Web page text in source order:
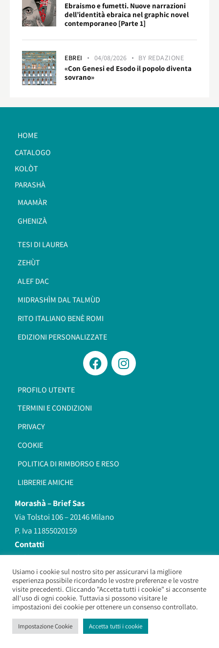
Ebraismo e fumetti. Nuove narrazioni
dell’identità ebraica nel graphic novel
contemporaneo [Parte 1]
EBREI 04/08/2026 BY REDAZIONE
«Con Genesi ed Esodo il popolo diventa
sovrano»
HOME
CATALOGO
KOLÒT
PARASHÀ
MAAMÀR
GHENIZÀ
TESI DI LAUREA
ZEHÙT
ALEF DAC
MIDRASHÌM DAL TALMÙD
RITO ITALIANO BENÈ ROMI​
EDIZIONI PERSONALIZZATE
PROFILO UTENTE
TERMINI E CONDIZIONI
PRIVACY
COOKIE
POLITICA DI RIMBORSO E RESO
LIBRERIE AMICHE
Morashà –Brief Sas
Via Tolstoi 106 – 20146 Milano
P. Iva 11855020159
Contatti
redazione@morasha.it
339 8596707
(anche Whatsapp)
Morashà – Brief Sas – Copyright 2026. All Rights Reserved.
Usiamo i cookie sul nostro sito per assicurarvi la migliore
esperienza possibile ricordando le vostre preferenze e le vostre
visite precedenti. Cliccando "Accetta tutti i cookie" si acconsente
all'uso di ogni cookie. Tuttavia si possono visitare le
impostazioni dei cookie per ottenere un consenso controllato.
Impostazione Cookie Accetta tutti i cookie